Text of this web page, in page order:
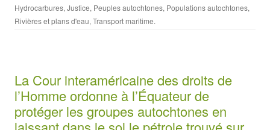
Hydrocarbures, Justice, Peuples autochtones, Populations autochtones,
Rivières et plans d'eau, Transport maritime.
La Cour interaméricaine des droits de
l’Homme ordonne à l’Équateur de
protéger les groupes autochtones en